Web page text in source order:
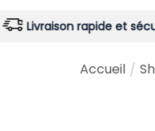
rapide et sécurisédans
Accueil /